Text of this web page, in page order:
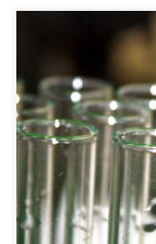
Cannabinoid
Toronto, która
lekarzy, w tym
uruchomić
Yonge i
odpowiedzią dla
programem